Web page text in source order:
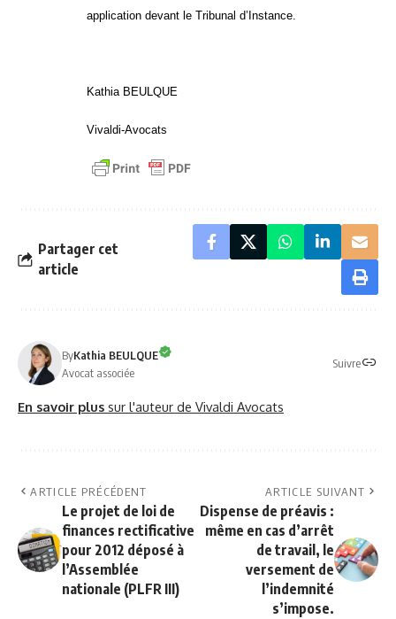
application devant le Tribunal d’Instance.
Kathia BEULQUE
Vivaldi-Avocats
Partager cet
article
ByKathia BEULQUE
Avocat associée
Suivre
En savoir plus sur l'auteur de Vivaldi Avocats
ARTICLE PRÉCÉDENT
Le projet de loi de
finances rectificative
pour 2012 déposé à
l’Assemblée
nationale (PLFR III)
ARTICLE SUIVANT
Dispense de préavis :
même en cas d’arrêt
de travail, le
versement de
l’indemnité
s’impose.